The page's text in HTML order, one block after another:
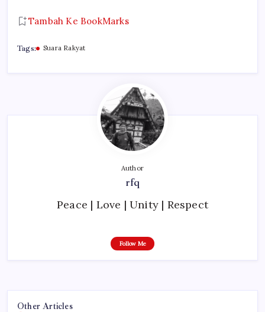
Tambah Ke BookMarks
Tags: Suara Rakyat
Author
rfq
Peace | Love | Unity | Respect
Follow Me
Other Articles